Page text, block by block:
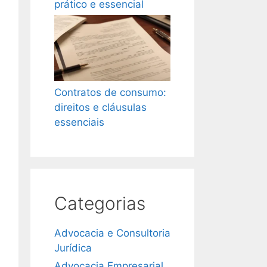
prático e essencial
Contratos de consumo:
direitos e cláusulas
essenciais
Categorias
Advocacia e Consultoria
Jurídica